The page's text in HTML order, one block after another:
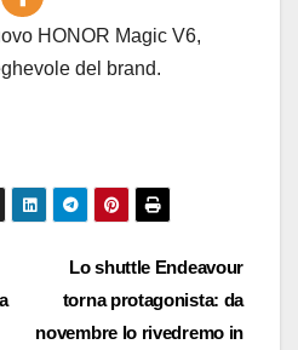
HONOR Magic V6,
del brand.
Lo shuttle Endeavour
torna protagonista: da
novembre lo rivedremo in